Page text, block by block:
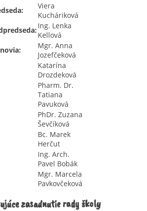
Viera
Kucháriková
Ing. Lenka
Kellová
Mgr. Anna
Jozefčeková
Katarína
Drozdeková
Pharm. Dr.
Tatiana
Pavuková
PhDr. Zuzana
Ševčíková
Bc. Marek
Herčut
Ing. Arch.
Pavel Bobák
Mgr. Marcela
Pavkovčeková
zasadnutie rady školy